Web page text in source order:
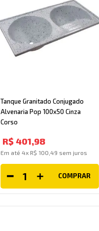
Tanque Granitado Conjugado
Alvenaria Pop 100x50 Cinza
Corso
R$ 401,98
Em até 4x R$ 100 49 sem juros
COMPRAR